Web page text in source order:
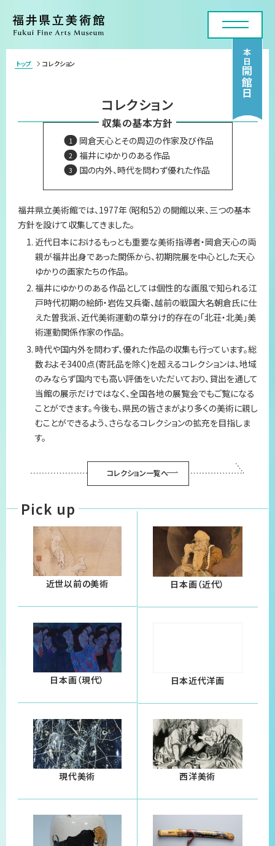
本日
開館日
展覧会
年間スケジュール
各種申請・実技講座
コレクション
美術館について
お問い合わせフォーム
プライバシーポリシー
サイトマップ
トップ コレクション
コレクション
収集の基本方針
岡倉天心とその周辺の作家及び作品
福井にゆかりのある作品
国の内外、時代を問わず優れた作品
福井県立美術館では、1977年（昭和52）の開館以来、三つの基本
方針を設けて収集してきました。
近代日本におけるもっとも重要な美術指導者・岡倉天心の両
親が福井出身であった関係から、初期院展を中心とした天心
ゆかりの画家たちの作品。
福井にゆかりのある作品としては個性的な画風で知られる江
戸時代初期の絵師・岩佐又兵衛、越前の戦国大名朝倉氏に仕
えた曽我派、近代美術運動の草分け的存在の「北荘・北美」美
術運動関係作家の作品。
時代や国内外を問わず、優れた作品の収集も行っています。総
数およそ3400点(寄託品を除く)を超えるコレクションは、地域
のみならず国内でも高い評価をいただいており、貸出を通して
当館の展示だけではなく、全国各地の展覧会でもご覧になる
ことができます。今後も、県民の皆さまがより多くの美術に親し
むことができるよう、さらなるコレクションの拡充を目指しま
す。
コレクション一覧へ
Pick up
近世以前の美術 日本画（近代）
日本画（現代） 日本近代洋画
現代美術 西洋美術